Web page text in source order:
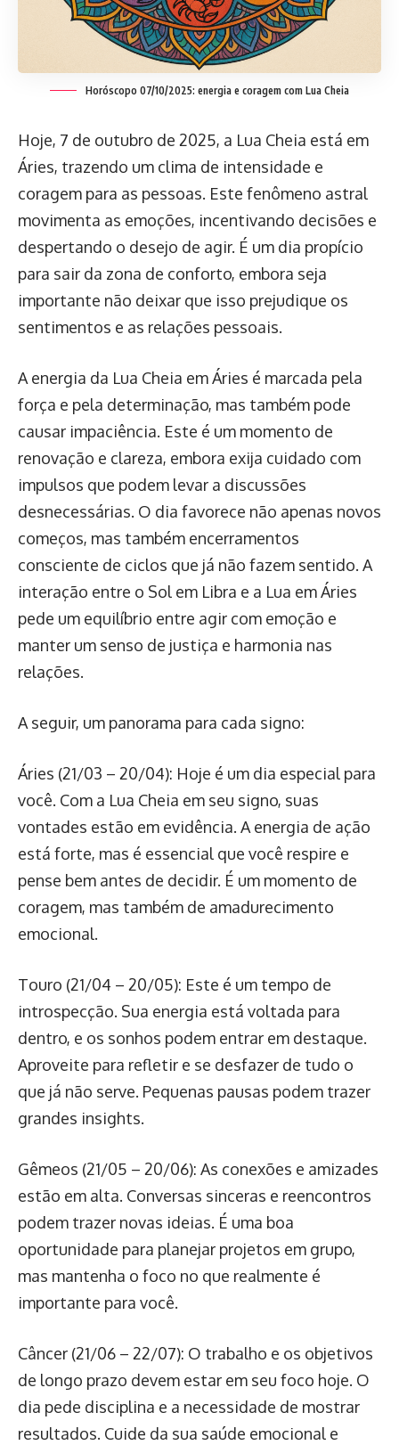
Horóscopo 07/10/2025: energia e coragem com Lua Cheia
Hoje, 7 de outubro de 2025, a Lua Cheia está em
Áries, trazendo um clima de intensidade e
coragem para as pessoas. Este fenômeno astral
movimenta as emoções, incentivando decisões e
despertando o desejo de agir. É um dia propício
para sair da zona de conforto, embora seja
importante não deixar que isso prejudique os
sentimentos e as relações pessoais.
A energia da Lua Cheia em Áries é marcada pela
força e pela determinação, mas também pode
causar impaciência. Este é um momento de
renovação e clareza, embora exija cuidado com
impulsos que podem levar a discussões
desnecessárias. O dia favorece não apenas novos
começos, mas também encerramentos
consciente de ciclos que já não fazem sentido. A
interação entre o Sol em Libra e a Lua em Áries
pede um equilíbrio entre agir com emoção e
manter um senso de justiça e harmonia nas
relações.
A seguir, um panorama para cada signo:
Áries (21/03 – 20/04): Hoje é um dia especial para
você. Com a Lua Cheia em seu signo, suas
vontades estão em evidência. A energia de ação
está forte, mas é essencial que você respire e
pense bem antes de decidir. É um momento de
coragem, mas também de amadurecimento
emocional.
Touro (21/04 – 20/05): Este é um tempo de
introspecção. Sua energia está voltada para
dentro, e os sonhos podem entrar em destaque.
Aproveite para refletir e se desfazer de tudo o
que já não serve. Pequenas pausas podem trazer
grandes insights.
Gêmeos (21/05 – 20/06): As conexões e amizades
estão em alta. Conversas sinceras e reencontros
podem trazer novas ideias. É uma boa
oportunidade para planejar projetos em grupo,
mas mantenha o foco no que realmente é
importante para você.
Câncer (21/06 – 22/07): O trabalho e os objetivos
de longo prazo devem estar em seu foco hoje. O
dia pede disciplina e a necessidade de mostrar
resultados. Cuide da sua saúde emocional e